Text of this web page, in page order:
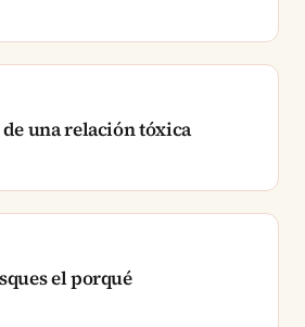
una relación tóxica
el porqué